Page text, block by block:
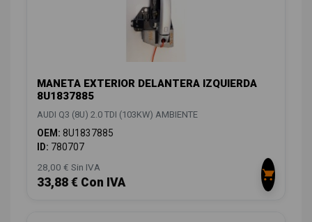
MANETA EXTERIOR DELANTERA IZQUIERDA
8U1837885
AUDI Q3 (8U) 2.0 TDI (103KW) AMBIENTE
OEM: 8U1837885
ID: 780707
28,00 € Sin IVA
33,88 € Con IVA